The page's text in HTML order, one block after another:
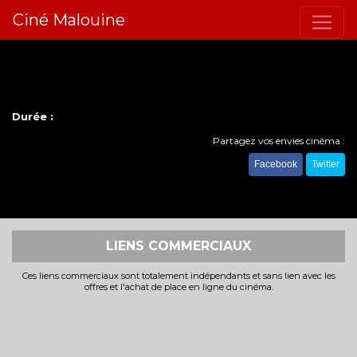
Ciné Malouine
Durée :
Partagez vos envies cinéma :
Facebook Twitter
LIENS COMMERCIAUX
Ces liens commerciaux sont totalement indépendants et sans lien avec les
offres et l'achat de place en ligne du cinéma.